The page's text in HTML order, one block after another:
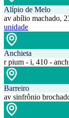
Alípio de Melo
av abílio machado,
unidade
Anchieta
r pium - i, 410 -
Barreiro
av sinfrônio